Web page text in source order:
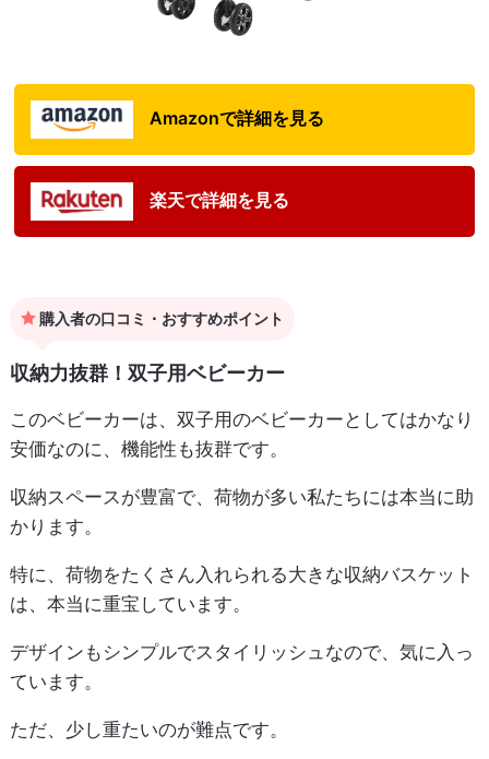
Amazonで詳細を見る
楽天で詳細を見る
購入者の口コミ・おすすめポイント
収納力抜群！双子用ベビーカー
このベビーカーは、双子用のベビーカーとしてはかなり
安価なのに、機能性も抜群です。
収納スペースが豊富で、荷物が多い私たちには本当に助
かります。
特に、荷物をたくさん入れられる大きな収納バスケット
は、本当に重宝しています。
デザインもシンプルでスタイリッシュなので、気に入っ
ています。
ただ、少し重たいのが難点です。